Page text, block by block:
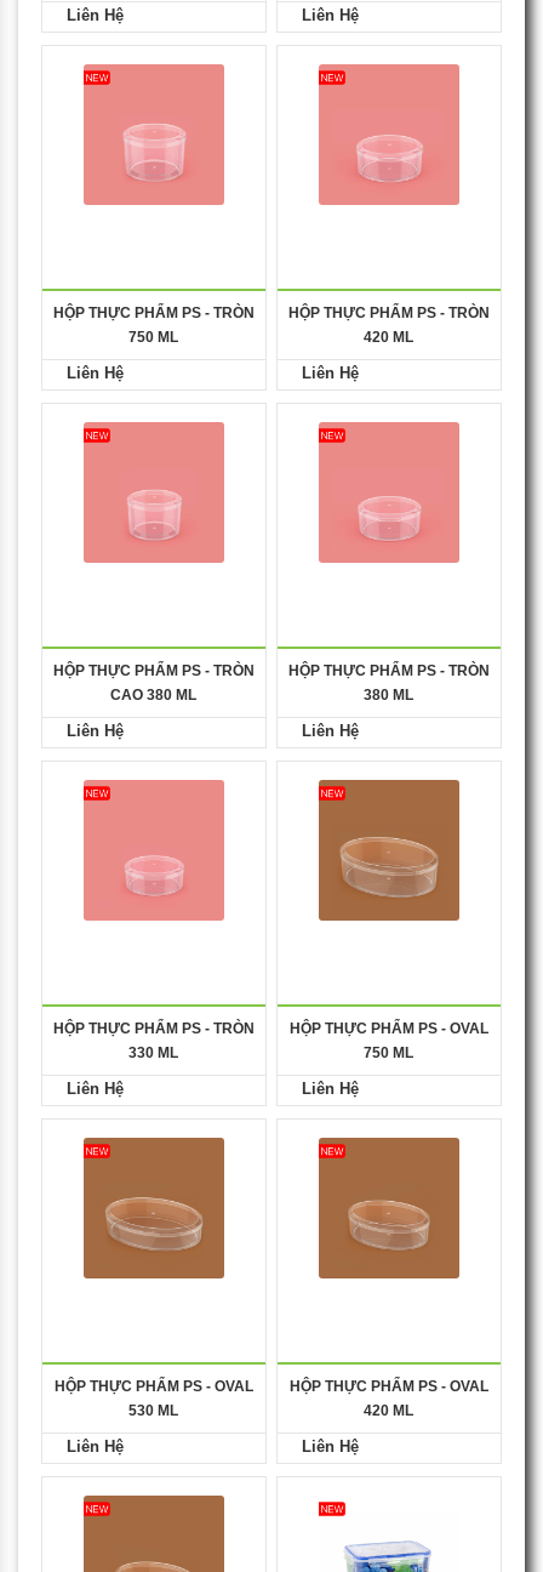
Liên Hệ Liên Hệ
HỘP THỰC PHẨM PS - TRÒN
750 ML
Liên Hệ
HỘP THỰC PHẨM PS - TRÒN
420 ML
Liên Hệ
HỘP THỰC PHẨM PS - TRÒN
CAO 380 ML
Liên Hệ
HỘP THỰC PHẨM PS - TRÒN
380 ML
Liên Hệ
HỘP THỰC PHẨM PS - TRÒN
330 ML
Liên Hệ
HỘP THỰC PHẨM PS - OVAL
750 ML
Liên Hệ
HỘP THỰC PHẨM PS - OVAL
530 ML
Liên Hệ
HỘP THỰC PHẨM PS - OVAL
420 ML
Liên Hệ